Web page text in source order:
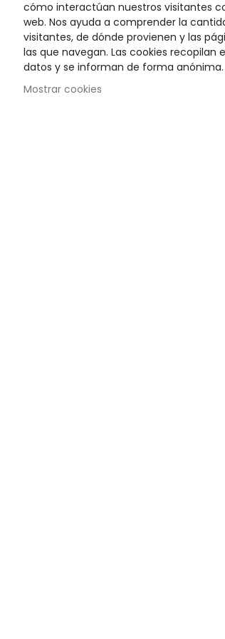
Ml
Biotyne Innovative Rueber
34,27 €
48,95 €
cómo interactúan nuestros visitantes
web. Nos ayuda a comprender la
visitantes, de dónde provienen y las
las que navegan. Las cookies recopilan
datos y se informan de forma anónima.
Mostrar cookies